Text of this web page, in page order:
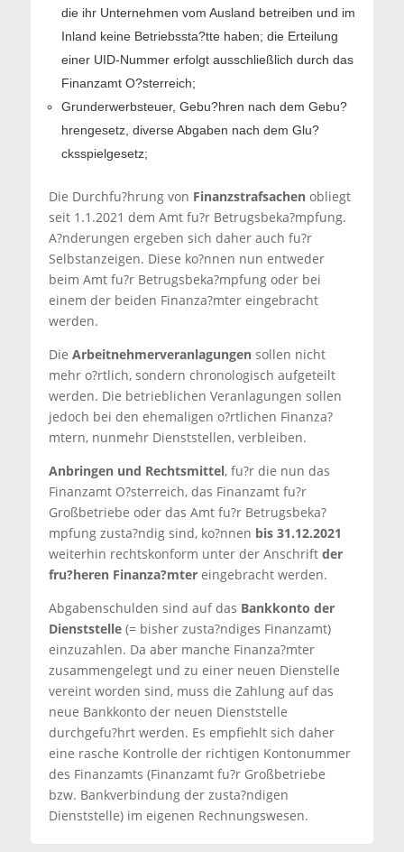
die ihr Unternehmen vom Ausland betreiben und im
Inland keine Betriebssta?tte haben; die Erteilung
einer UID-Nummer erfolgt ausschließlich durch das
Finanzamt O?sterreich;
Grunderwerbsteuer, Gebu?hren nach dem Gebu?
hrengesetz, diverse Abgaben nach dem Glu?
cksspielgesetz;
Die Durchfu?hrung von Finanzstrafsachenobliegt
seit 1.1.2021 dem Amt fu?r Betrugsbeka?mpfung.
A?nderungen ergeben sich daher auch fu?r
Selbstanzeigen. Diese ko?nnen nun entweder
beim Amt fu?r Betrugsbeka?mpfung oder bei
einem der beiden Finanza?mter eingebracht
werden.
Die Arbeitnehmerveranlagungensollen nicht
mehr o?rtlich, sondern chronologisch aufgeteilt
werden. Die betrieblichen Veranlagungen sollen
jedoch bei den ehemaligen o?rtlichen Finanza?
mtern, nunmehr Dienststellen, verbleiben.
Anbringen und Rechtsmittel, fu?r die nun das
Finanzamt O?sterreich, das Finanzamt fu?r
Großbetriebe oder das Amt fu?r Betrugsbeka?
mpfung zusta?ndig sind, ko?nnen bis 31.12.2021
weiterhin rechtskonform unter der Anschrift der
fru?heren Finanza?mtereingebracht werden.
Abgabenschulden sind auf das Bankkonto der
Dienststelle(= bisher zusta?ndiges Finanzamt)
einzuzahlen. Da aber manche Finanza?mter
zusammengelegt und zu einer neuen Dienstelle
vereint worden sind, muss die Zahlung auf das
neue Bankkonto der neuen Dienststelle
durchgefu?hrt werden. Es empfiehlt sich daher
eine rasche Kontrolle der richtigen Kontonummer
des Finanzamts (Finanzamt fu?r Großbetriebe
bzw. Bankverbindung der zusta?ndigen
Dienststelle) im eigenen Rechnungswesen.